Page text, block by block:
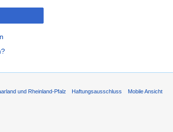
und Rheinland-Pfalz Haftungsausschluss Mobile Ansicht